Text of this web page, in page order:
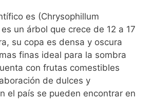
es (Chrysophillum
un árbol que crece de 12 a 17
su copa es densa y oscura
finas ideal para la sombra
con frutas comestibles
de dulces y
el país se pueden encontrar en